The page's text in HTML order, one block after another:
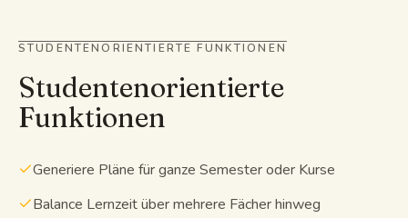
STUDENTENORIENTIERTE FUNKTIONEN
Studentenorientierte
Funktionen
Generiere Pläne für ganze Semester oder Kurse
Balance Lernzeit über mehrere Fächer hinweg